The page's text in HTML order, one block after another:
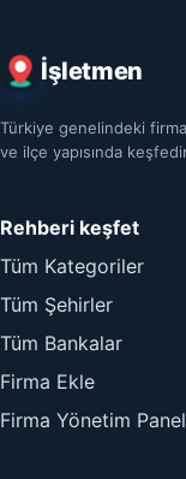
İşletmen
Türkiye genelindeki
ve ilçe yapısında
Rehberi keşfet
Tüm Kategoriler
Tüm Şehirler
Tüm Bankalar
Firma Ekle
Firma Yönetim